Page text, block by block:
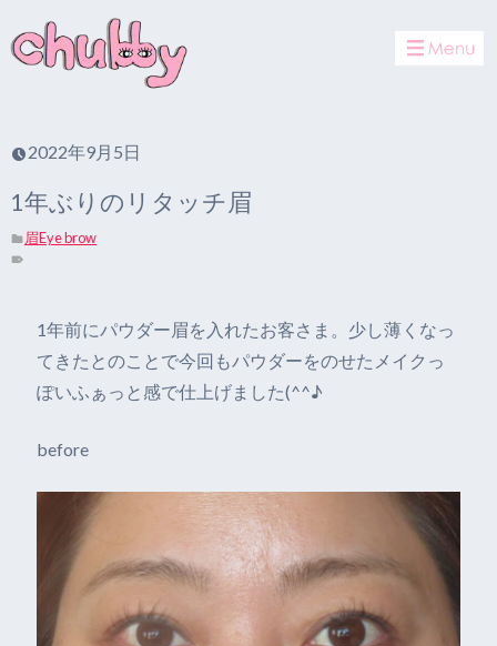
2022年9月5日
1年ぶりのリタッチ眉
眉Eye brow
1年前にパウダー眉を入れたお客さま。少し薄くなっ
てきたとのことで今回もパウダーをのせたメイクっ
ぽいふぁっと感で仕上げました(^^♪
before